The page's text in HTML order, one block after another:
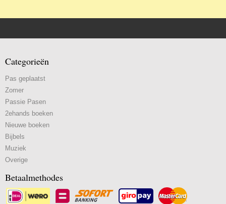
Categorieën
Pas geplaatst
Zomer
Passie Pasen
2ehands boeken
Nieuwe boeken
Bijbels
Muziek
Overige
Betaalmethodes